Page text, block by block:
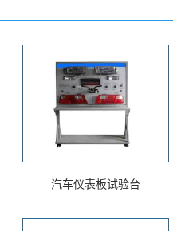
汽车仪表板试验台